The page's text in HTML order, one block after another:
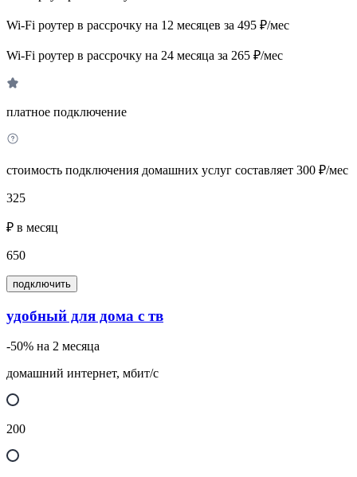
Wi-Fi роутер в рассрочку на 12 месяцев за 495 ₽/мес
Wi-Fi роутер в рассрочку на 24 месяца за 265 ₽/мес
платное подключение
стоимость подключения домашних услуг составляет 300 ₽/мес
325
₽ в месяц
650
подключить
удобный для дома с тв
-50% на 2 месяца
домашний интернет, мбит/с
200